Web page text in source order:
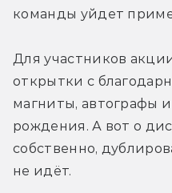
команды уйдет
Для участников
открытки с
магниты, автографы
рождения. А вот о
собственно,
не идёт.